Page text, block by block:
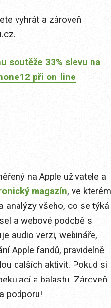
vyhrát a zároveň
soutěže 33% slevu na
při on-line
na Apple uživatele a
magazín, ve kterém
analýzy všeho, co se týká
a webové podobě s
audio verzi, webináře,
Apple fandů, pravidelně
dalších aktivit. Pokud si
a balastu. Zároveň
podporu!